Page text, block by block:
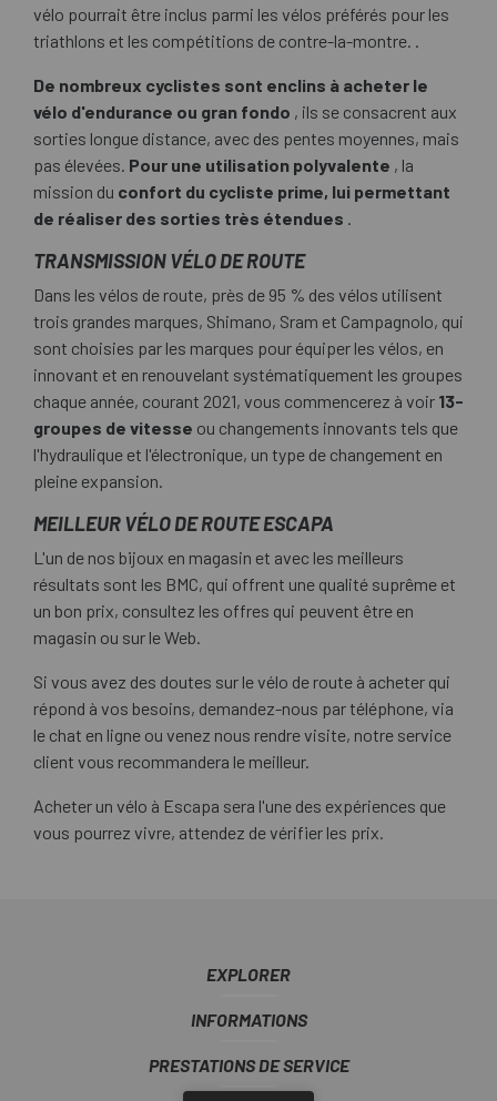
vélo pourrait être inclus parmi les vélos préférés pour les
triathlons et les compétitions de contre-la-montre. .
De nombreux cyclistes sont enclins à acheter le
vélo d'endurance ou gran fondo , ils se consacrent aux
sorties longue distance, avec des pentes moyennes, mais
pas élevées. Pour une utilisation polyvalente , la
mission du confort du cycliste prime, lui permettant
de réaliser des sorties très étendues .
TRANSMISSION VÉLO DE ROUTE
Dans les vélos de route, près de 95 % des vélos utilisent
trois grandes marques, Shimano, Sram et Campagnolo, qui
sont choisies par les marques pour équiper les vélos, en
innovant et en renouvelant systématiquement les groupes
chaque année, courant 2021, vous commencerez à voir 13-
groupes de vitesse ou changements innovants tels que
l'hydraulique et l'électronique, un type de changement en
pleine expansion.
MEILLEUR VÉLO DE ROUTE ESCAPA
L'un de nos bijoux en magasin et avec les meilleurs
résultats sont les BMC, qui offrent une qualité suprême et
un bon prix, consultez les offres qui peuvent être en
magasin ou sur le Web.
Si vous avez des doutes sur le vélo de route à acheter qui
répond à vos besoins, demandez-nous par téléphone, via
le chat en ligne ou venez nous rendre visite, notre service
client vous recommandera le meilleur.
Acheter un vélo à Escapa sera l'une des expériences que
vous pourrez vivre, attendez de vérifier les prix.
EXPLORER
INFORMATIONS
PRESTATIONS DE SERVICE